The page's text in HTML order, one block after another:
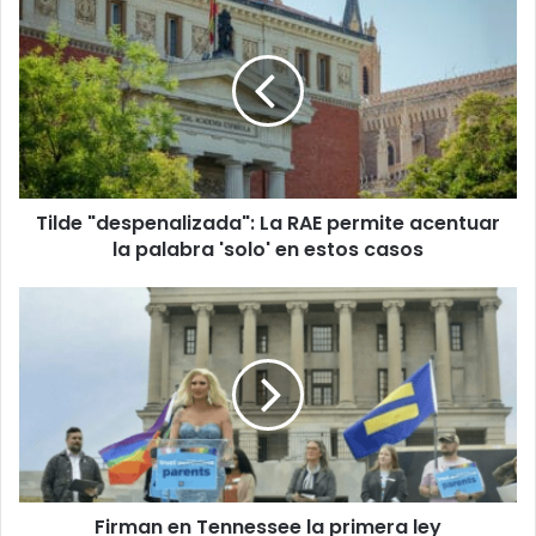
"despenalizada":
La
RAE
permite
acentuar
la
palabra
'solo'
Tilde "despenalizada": La RAE permite acentuar
la palabra 'solo' en estos casos
estadounidense
que
prohíbe
Firman en Tennessee la primera ley